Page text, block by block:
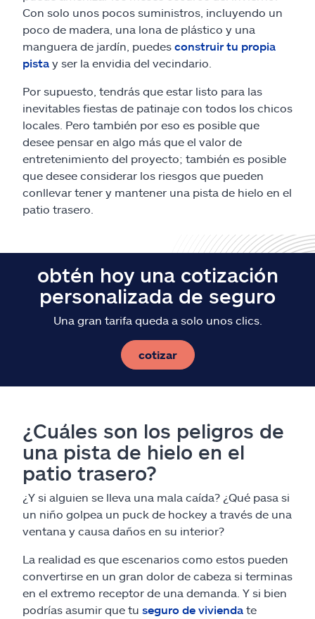
Reclamos
Asistencia y apoyo
Buscar agente
Explore Allstate
Ashburn, VA 20146
Con solo unos pocos suministros, incluyendo un
poco de madera, una lona de plástico y una
manguera de jardín, puedes construir tu propia
pista y ser la envidia del vecindario.
Por supuesto, tendrás que estar listo para las
inevitables fiestas de patinaje con todos los chicos
locales. Pero también por eso es posible que
desee pensar en algo más que el valor de
entretenimiento del proyecto; también es posible
que desee considerar los riesgos que pueden
conllevar tener y mantener una pista de hielo en el
patio trasero.
obtén hoy una cotización
personalizada de seguro
Una gran tarifa queda a solo unos clics.
cotizar
¿Cuáles son los peligros de
una pista de hielo en el
patio trasero?
¿Y si alguien se lleva una mala caída? ¿Qué pasa si
un niño golpea un puck de hockey a través de una
ventana y causa daños en su interior?
La realidad es que escenarios como estos pueden
convertirse en un gran dolor de cabeza si terminas
en el extremo receptor de una demanda. Y si bien
podrías asumir que tu seguro de vivienda te